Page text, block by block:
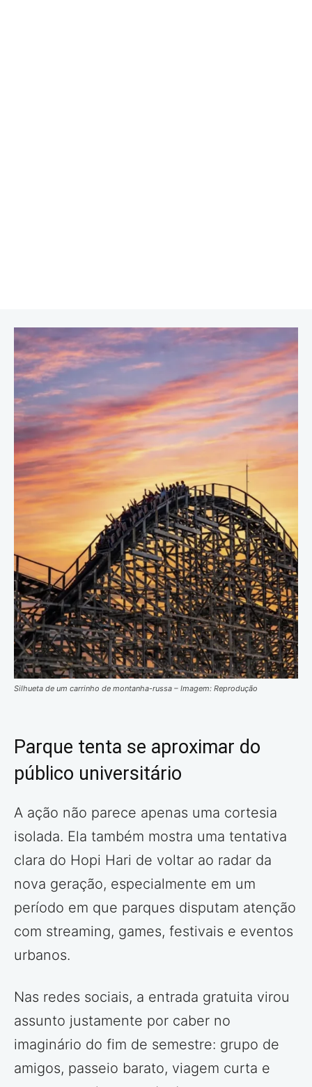
Silhueta de um carrinho de montanha-russa – Imagem: Reprodução
Parque tenta se aproximar do
público universitário
A ação não parece apenas uma cortesia
isolada. Ela também mostra uma tentativa
clara do Hopi Hari de voltar ao radar da
nova geração, especialmente em um
período em que parques disputam atenção
com streaming, games, festivais e eventos
urbanos.
Nas redes sociais, a entrada gratuita virou
assunto justamente por caber no
imaginário do fim de semestre: grupo de
amigos, passeio barato, viagem curta e